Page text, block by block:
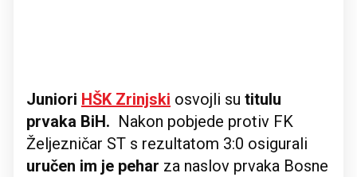
Juniori HŠK Zrinjski osvojli su titulu
prvaka BiH. Nakon pobjede protiv FK
Željezničar ST s rezultatom 3:0 osigurali
uručen im je pehar za naslov prvaka Bosne